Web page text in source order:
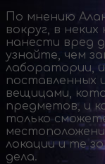
По мнению
вокруг, в
нанести вред
узнайте, чем
лаборатории,
поставленных
вещицами,
предметов, и
только
локации и те
дела.